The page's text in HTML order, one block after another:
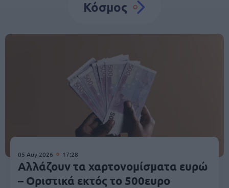
Κόσμος
05 Αυγ 2026 17:28
Αλλάζουν τα χαρτονομίσματα ευρώ
– Οριστικά εκτός το 500ευρο